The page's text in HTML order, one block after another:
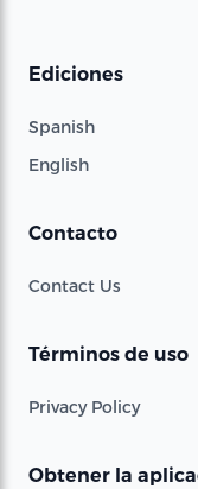
Ediciones
Spanish
English
Contacto
Contact Us
Términos de uso
Privacy Policy
Obtener la